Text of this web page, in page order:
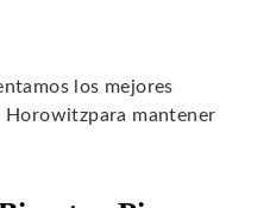
los mejores
Horowitzpara mantener